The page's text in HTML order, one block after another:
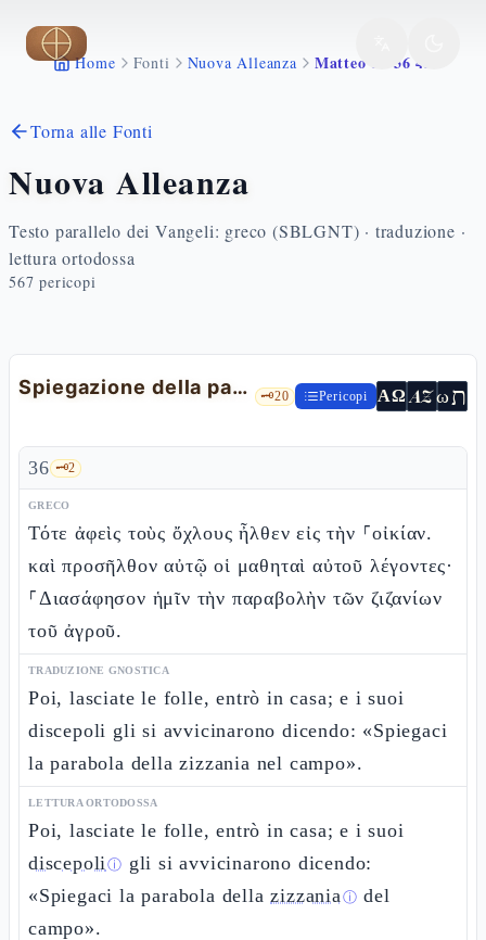
Vai al contenuto principale
Home Fonti Nuova Alleanza Matteo 13 36 43
Torna alle Fonti
Nuova Alleanza
Testo parallelo dei Vangeli: greco (SBLGNT) · traduzione ·
lettura ortodossa
567 pericopi
Spiegazione della parabola della zizzania 🗝️20 Pericopi ΑΩ AZωת
36 🗝️2
GRECO
Τότε ἀφεὶς τοὺς ὄχλους ἦλθεν εἰς τὴν ⸀οἰκίαν.
καὶ προσῆλθον αὐτῷ οἱ μαθηταὶ αὐτοῦ λέγοντες·
⸀Διασάφησον ἡμῖν τὴν παραβολὴν τῶν ζιζανίων
τοῦ ἀγροῦ.
TRADUZIONE GNOSTICA
Poi, lasciate le folle, entrò in casa; e i suoi
discepoli gli si avvicinarono dicendo: «Spiegaci
la parabola della zizzania nel campo».
LETTURA ORTODOSSA
Poi, lasciate le folle, entrò in casa; e i suoi
discepoliⓘ gli si avvicinarono dicendo:
«Spiegaci la parabola dellazizzaniaⓘ del
campo».